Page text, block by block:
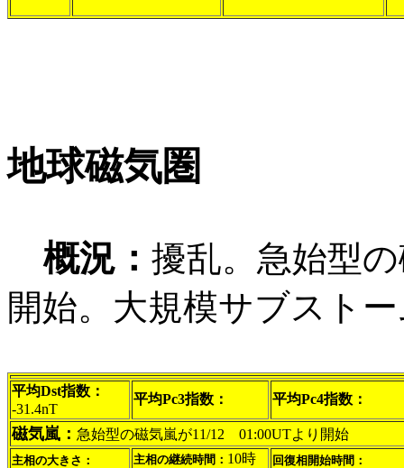
地球磁気圏
概況： 擾乱。急始型
開始。大規模サブスト
平均Dst指数：
-31.4nT
平均Pc3指数： 平均Pc4指数：
磁気嵐： 急始型の磁気嵐が11/12 01:00UTより開始
主相の大きさ： 主相の継続時間： 10時
回復相開始時間：